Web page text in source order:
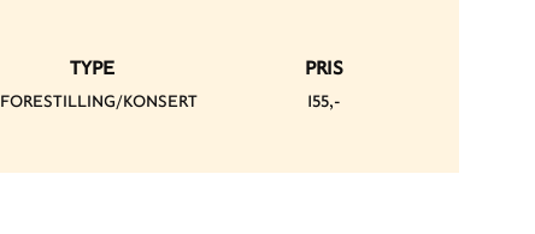
TYPE
FORESTILLING/KONSERT
PRIS
155,-